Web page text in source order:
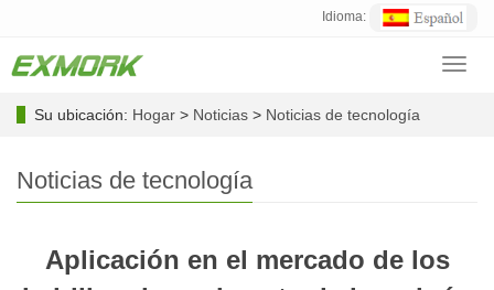
Idioma:
Su ubicación: Hogar > Noticias > Noticias de tecnología
Noticias de tecnología
Aplicación en el mercado de los